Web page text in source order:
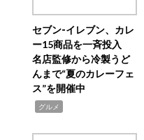
セブン‐イレブン、カレ
ー15商品を一斉投入
名店監修から冷製うど
んまで“夏のカレーフェ
ス”を開催中
グルメ